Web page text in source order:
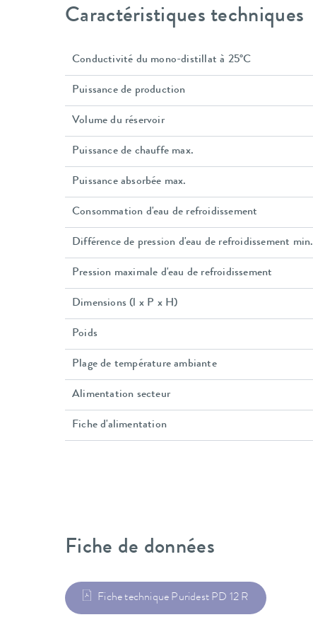
Caractéristiques techniques
Conductivité du mono-distillat à 25°C
Puissance de production
Volume du réservoir
Puissance de chauffe max.
Puissance absorbée max.
Consommation d'eau de refroidissement
Différence de pression d'eau de refroidissement min.
Pression maximale d'eau de refroidissement
Dimensions (l x P x H)
Poids
Plage de température ambiante
Alimentation secteur
Fiche d'alimentation
Fiche de données
Fiche technique Puridest PD 12 R